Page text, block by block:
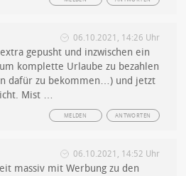
06.10.2021, 14:26 Uhr
gepusht und inzwischen ein
komplette Urlaube zu bezahlen
dafür zu bekommen…) und jetzt
Mist …
ANTWORTEN
MELDEN
06.10.2021, 14:52 Uhr
massiv mit Werbung zu den